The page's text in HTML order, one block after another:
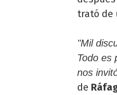
trató de
"Mil
Todo es
nos
de